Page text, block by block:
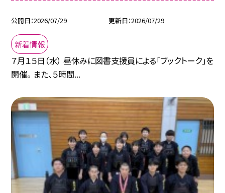
公開日 2026/07/29 更新日 2026/07/29
新着情報
７月１５日（水） 昼休みに図書支援員による「ブックトーク」を
開催。 また、５時間...